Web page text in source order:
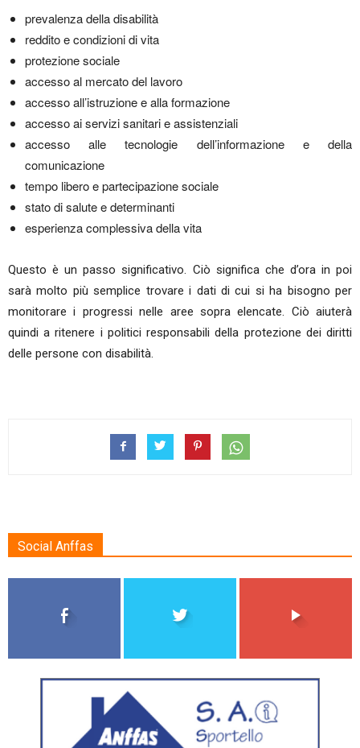
prevalenza della disabilità
reddito e condizioni di vita
protezione sociale
accesso al mercato del lavoro
accesso all’istruzione e alla formazione
accesso ai servizi sanitari e assistenziali
accesso alle tecnologie dell’informazione e della
comunicazione
tempo libero e partecipazione sociale
stato di salute e determinanti
esperienza complessiva della vita
Questo è un passo significativo. Ciò significa che d’ora in poi
sarà molto più semplice trovare i dati di cui si ha bisogno per
monitorare i progressi nelle aree sopra elencate. Ciò aiuterà
quindi a ritenere i politici responsabili della protezione dei diritti
delle persone con disabilità.
Social Anffas